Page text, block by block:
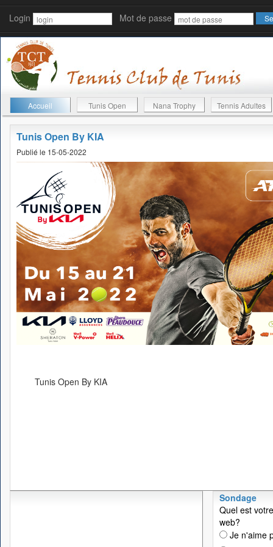
Login Mot de passe
Accueil Tunis Open Nana Trophy Tennis Adultes
Tunis Open By KIA
Publié le 15-05-2022
Tunis Open By KIA
Sondage
Quel est
web?
Je n'aime